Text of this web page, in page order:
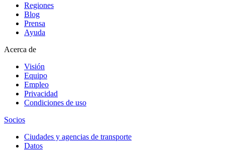
Regiones
Blog
Prensa
Ayuda
Acerca de
Visión
Equipo
Empleo
Privacidad
Condiciones de uso
Socios
Ciudades y agencias de transporte
Datos